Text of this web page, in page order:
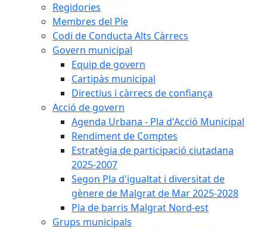
Regidories
Membres del Ple
Codi de Conducta Alts Càrrecs
Govern municipal
Equip de govern
Cartipàs municipal
Directius i càrrecs de confiança
Acció de govern
Agenda Urbana - Pla d'Acció Municipal
Rendiment de Comptes
Estratègia de participació ciutadana
2025-2007
Segon Pla d'igualtat i diversitat de
gènere de Malgrat de Mar 2025-2028
Pla de barris Malgrat Nord-est
Grups municipals